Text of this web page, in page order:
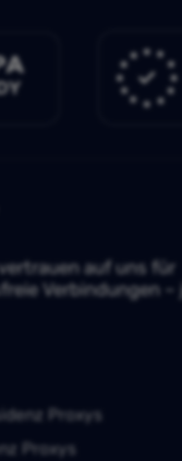
auf uns für
Verbindungen –
Proxys
Proxys